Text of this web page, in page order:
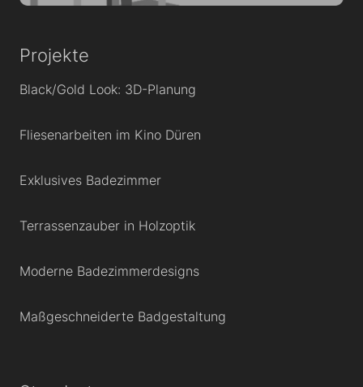
Projekte
Black/Gold Look: 3D-Planung
Fliesenarbeiten im Kino Düren
Exklusives Badezimmer
Terrassenzauber in Holzoptik
Moderne Badezimmerdesigns
Maßgeschneiderte Badgestaltung